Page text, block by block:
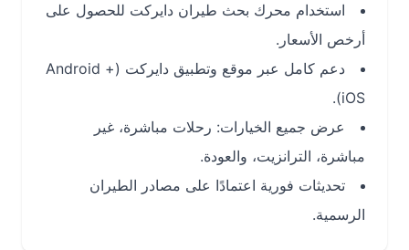
استخدام محرك بحث طيران دايركت للحصول على
أرخص الأسعار.
دعم كامل عبر موقع وتطبيق دايركت (Android +
عرض جميع الخيارات: رحلات مباشرة، غير
مباشرة، الترانزيت، والعودة.
تحديثات فورية اعتمادًا على مصادر الطيران
الرسمية.